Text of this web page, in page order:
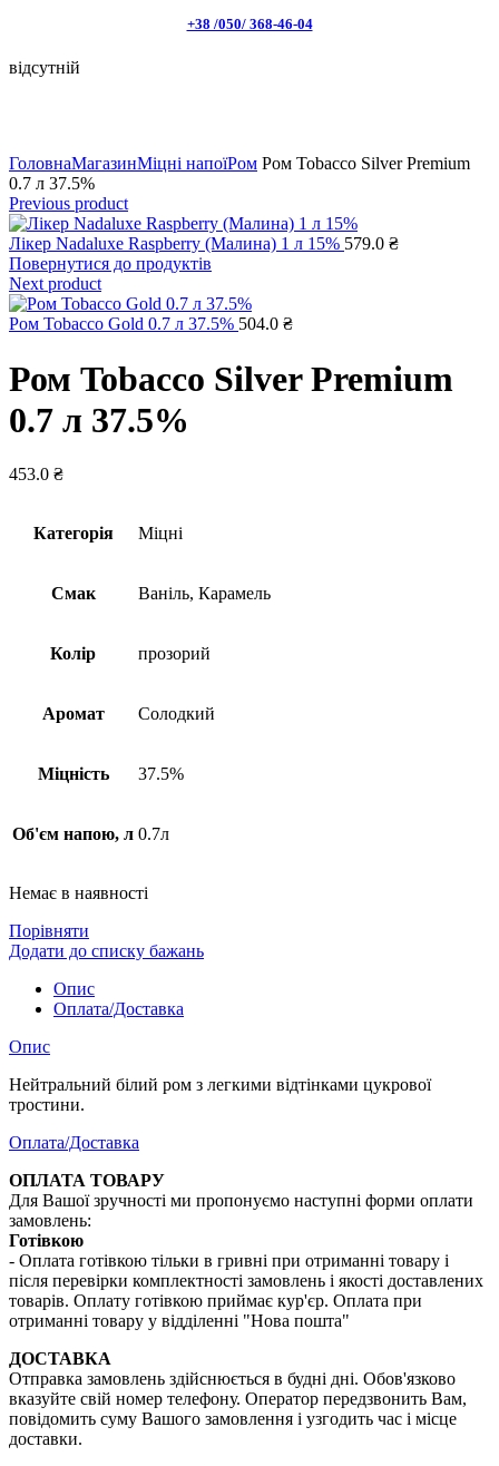
+38 /050/ 368-46-04
відсутній
ГоловнаМагазинМіцні напоїРом Ром Tobacco Silver Premium
0.7 л 37.5%
Previous product
Лікер Nadaluxe Raspberry (Малина) 1 л 15% 579.0 ₴
Повернутися до продуктів
Next product
Ром Tobacco Gold 0.7 л 37.5% 504.0 ₴
Ром Tobacco Silver Premium
0.7 л 37.5%
453.0 ₴
Категорія Міцні
Смак Ваніль, Карамель
Колір прозорий
Аромат Солодкий
Міцність 37.5%
Об'єм напою, л 0.7л
Немає в наявності
Порівняти
Додати до списку бажань
Опис
Оплата/Доставка
Опис
Нейтральний білий ром з легкими відтінками цукрової
тростини.
Оплата/Доставка
ОПЛАТА ТОВАРУ
Для Вашої зручності ми пропонуємо наступні форми оплати
замовлень:
Готівкою
- Оплата готівкою тільки в гривні при отриманні товару і
після перевірки комплектності замовлень і якості доставлених
товарів. Оплату готівкою приймає кур'єр. Оплата при
отриманні товару у відділенні "Нова пошта"
ДОСТАВКА
Отправка замовлень здійснюється в будні дні. Обов'язково
вказуйте свій номер телефону. Оператор передзвонить Вам,
повідомить суму Вашого замовлення і узгодить час і місце
доставки.